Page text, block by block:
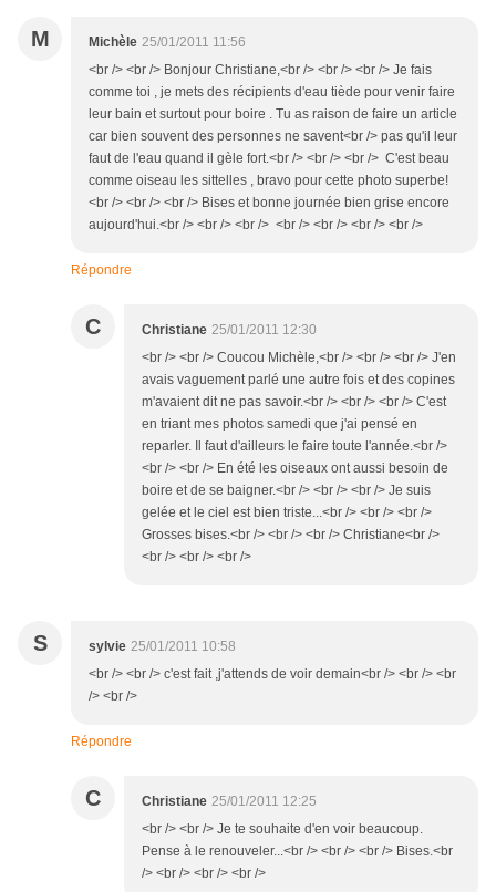
M Michèle 25/01/2011 11:56
<br /> <br /> Bonjour Christiane,<br /> <br /> <br /> Je fais
comme toi , je mets des récipients d'eau tiède pour venir faire
leur bain et surtout pour boire . Tu as raison de faire un article
car bien souvent des personnes ne savent<br /> pas qu'il leur
faut de l'eau quand il gèle fort.<br /> <br /> <br /> C'est beau
comme oiseau les sittelles , bravo pour cette photo superbe!
<br /> <br /> <br /> Bises et bonne journée bien grise encore
aujourd'hui.<br /> <br /> <br /> <br /> <br /> <br /> <br />
Répondre
C Christiane 25/01/2011 12:30
<br /> <br /> Coucou Michèle,<br /> <br /> <br /> J'en
avais vaguement parlé une autre fois et des copines
m'avaient dit ne pas savoir.<br /> <br /> <br /> C'est
en triant mes photos samedi que j'ai pensé en
reparler. Il faut d'ailleurs le faire toute l'année.<br />
<br /> <br /> En été les oiseaux ont aussi besoin de
boire et de se baigner.<br /> <br /> <br /> Je suis
gelée et le ciel est bien triste...<br /> <br /> <br />
Grosses bises.<br /> <br /> <br /> Christiane<br />
<br /> <br /> <br />
S sylvie 25/01/2011 10:58
<br /> <br /> c'est fait ,j'attends de voir demain<br /> <br /> <br
/> <br />
Répondre
C Christiane 25/01/2011 12:25
<br /> <br /> Je te souhaite d'en voir beaucoup.
Pense à le renouveler...<br /> <br /> <br /> Bises.<br
/> <br /> <br /> <br />